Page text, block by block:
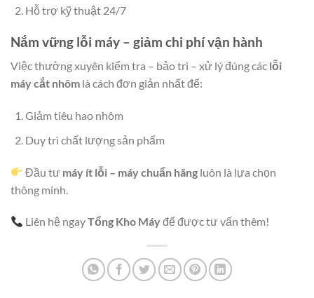
Hỗ trợ kỹ thuật 24/7
Nắm vững lỗi máy – giảm chi phí vận hành
Việc thường xuyên kiểm tra – bảo trì – xử lý đúng các lỗi
máy cắt nhôm là cách đơn giản nhất để:
Giảm tiêu hao nhôm
Duy trì chất lượng sản phẩm
Đầu tư máy ít lỗi – máy chuẩn hãng luôn là lựa chọn
thông minh.
Liên hệ ngayTổng Kho Máyđể được tư vấn thêm!